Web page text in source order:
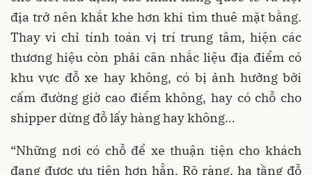
địa trở nên khắt khe hơn khi tìm thuê mặt bằng.
Thay vì chỉ tính toán vị trí trung tâm, hiện các
thương hiệu còn phải cân nhắc liệu địa điểm có
khu vực đỗ xe hay không, có bị ảnh hưởng bởi
cấm đường giờ cao điểm không, hay có chỗ cho
shipper dừng đỗ lấy hàng hay không…
“Những nơi có chỗ để xe thuận tiện cho khách
đang được ưu tiên hơn hẳn. Rõ ràng, hạ tầng đỗ